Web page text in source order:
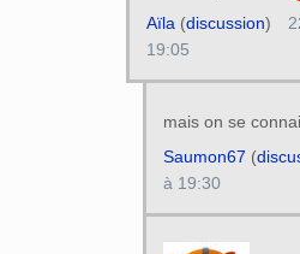
Aïla (discussion)
19:05
mais on se
Saumon67 (
à 19:30